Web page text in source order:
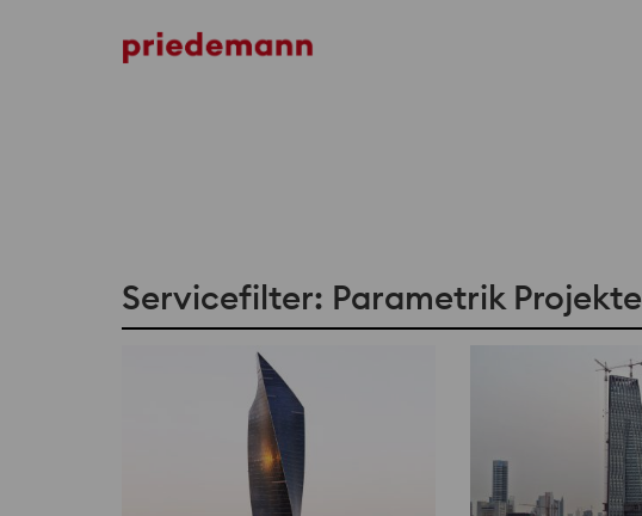
Servicefilter: Parametrik Projekte